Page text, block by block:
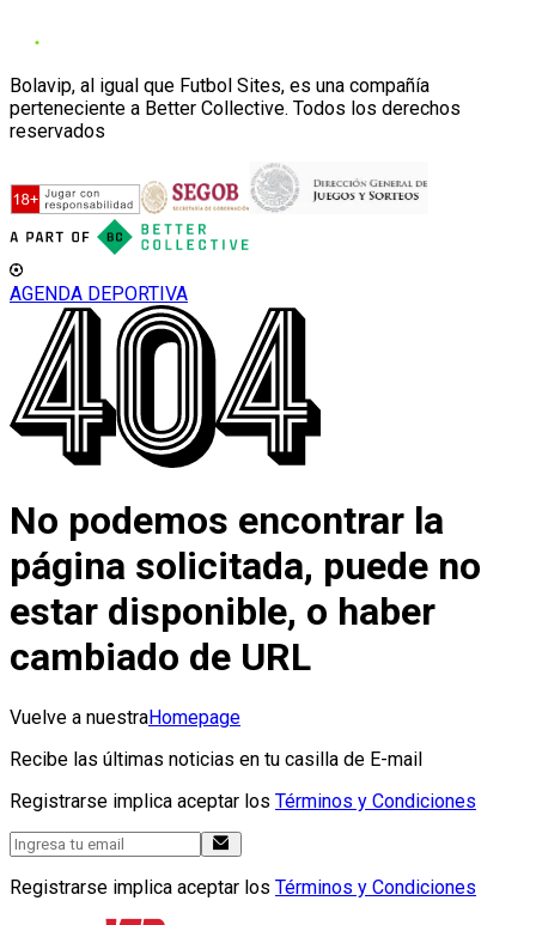
Bolavip, al igual que Futbol Sites, es una compañía
perteneciente a Better Collective. Todos los derechos
reservados
AGENDA DEPORTIVA
No podemos encontrar la
página solicitada, puede no
estar disponible, o haber
cambiado de URL
Vuelve a nuestraHomepage
Recibe las últimas noticias en tu casilla de E-mail
Registrarse implica aceptar los Términos y Condiciones
Registrarse implica aceptar los Términos y Condiciones